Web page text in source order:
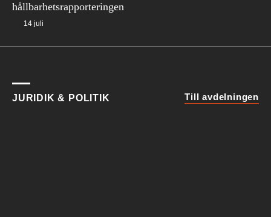
hållbarhetsrapporteringen
14 juli
JURIDIK & POLITIK Till avdelningen